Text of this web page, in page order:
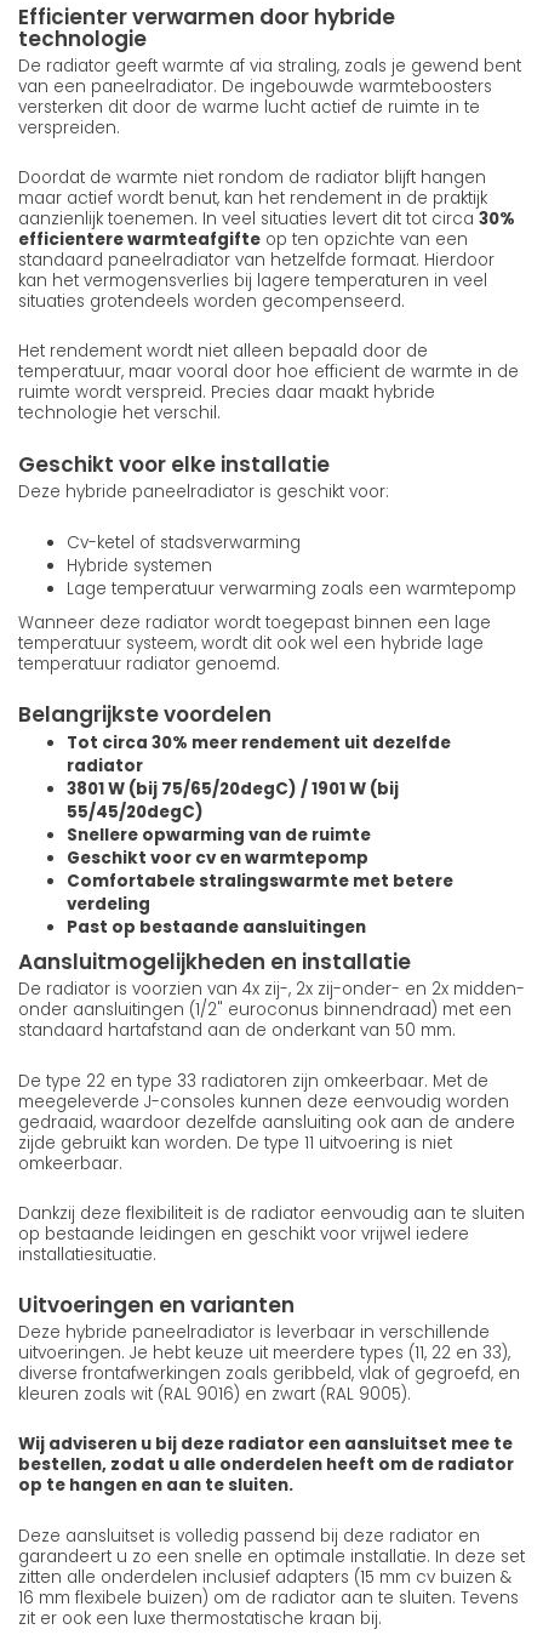
Efficienter verwarmen door hybride
technologie
De radiator geeft warmte af via straling, zoals je gewend bent
van een paneelradiator. De ingebouwde warmteboosters
versterken dit door de warme lucht actief de ruimte in te
verspreiden.
Doordat de warmte niet rondom de radiator blijft hangen
maar actief wordt benut, kan het rendement in de praktijk
aanzienlijk toenemen. In veel situaties levert dit tot circa 30%
efficientere warmteafgifte op ten opzichte van een
standaard paneelradiator van hetzelfde formaat. Hierdoor
kan het vermogensverlies bij lagere temperaturen in veel
situaties grotendeels worden gecompenseerd.
Het rendement wordt niet alleen bepaald door de
temperatuur, maar vooral door hoe efficient de warmte in de
ruimte wordt verspreid. Precies daar maakt hybride
technologie het verschil.
Geschikt voor elke installatie
Deze hybride paneelradiator is geschikt voor:
Cv-ketel of stadsverwarming
Hybride systemen
Lage temperatuur verwarming zoals een warmtepomp
Wanneer deze radiator wordt toegepast binnen een lage
temperatuur systeem, wordt dit ook wel een hybride lage
temperatuur radiator genoemd.
Belangrijkste voordelen
Tot circa 30% meer rendement uit dezelfde
radiator
3801 W (bij 75/65/20degC) / 1901 W (bij
55/45/20degC)
Snellere opwarming van de ruimte
Geschikt voor cv en warmtepomp
Comfortabele stralingswarmte met betere
verdeling
Past op bestaande aansluitingen
Aansluitmogelijkheden en installatie
De radiator is voorzien van 4x zij-, 2x zij-onder- en 2x midden-
onder aansluitingen (1/2" euroconus binnendraad) met een
standaard hartafstand aan de onderkant van 50 mm.
De type 22 en type 33 radiatoren zijn omkeerbaar. Met de
meegeleverde J-consoles kunnen deze eenvoudig worden
gedraaid, waardoor dezelfde aansluiting ook aan de andere
zijde gebruikt kan worden. De type 11 uitvoering is niet
omkeerbaar.
Dankzij deze flexibiliteit is de radiator eenvoudig aan te sluiten
op bestaande leidingen en geschikt voor vrijwel iedere
installatiesituatie.
Uitvoeringen en varianten
Deze hybride paneelradiator is leverbaar in verschillende
uitvoeringen. Je hebt keuze uit meerdere types (11, 22 en 33),
diverse frontafwerkingen zoals geribbeld, vlak of gegroefd, en
kleuren zoals wit (RAL 9016) en zwart (RAL 9005).
Wij adviseren u bij deze radiator een aansluitset mee te
bestellen, zodat u alle onderdelen heeft om de radiator
op te hangen en aan te sluiten.
Deze aansluitset is volledig passend bij deze radiator en
garandeert u zo een snelle en optimale installatie. In deze set
zitten alle onderdelen inclusief adapters (15 mm cv buizen &
16 mm flexibele buizen) om de radiator aan te sluiten. Tevens
zit er ook een luxe thermostatische kraan bij.